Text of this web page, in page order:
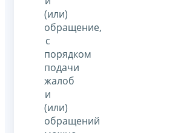
(или)
обращение,
с
порядком
подачи
жалоб
и
(или)
обращений